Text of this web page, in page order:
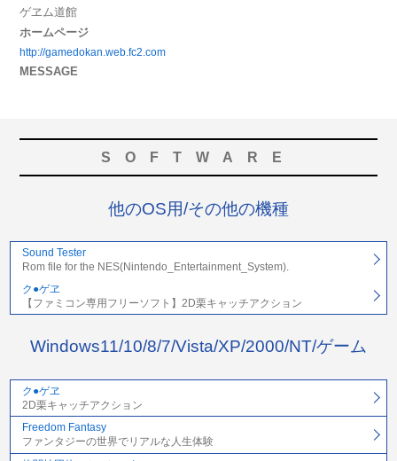
ゲヱム道館
ホームページ
http://gamedokan.web.fc2.com
MESSAGE
SOFTWARE
他のOS用/その他の機種
Sound Tester
Rom file for the NES(Nintendo_Entertainment_System).
ク●ゲヱ
【ファミコン専用フリーソフト】2D栗キャッチアクション
Windows11/10/8/7/Vista/XP/2000/NT/ゲーム
ク●ゲヱ
2D栗キャッチアクション
Freedom Fantasy
ファンタジーの世界でリアルな人生体験